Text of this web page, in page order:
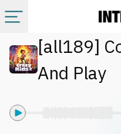
Categorie
[all189]
And Play